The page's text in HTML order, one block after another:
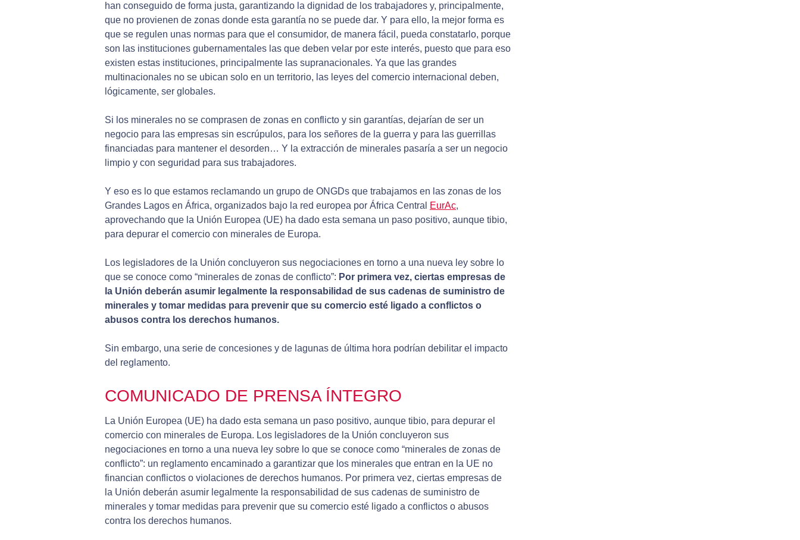
han conseguido de forma justa, garantizando la dignidad de los trabajadores y, principalmente,
que no provienen de zonas donde esta garantía no se puede dar. Y para ello, la mejor forma es
que se regulen unas normas para que el consumidor, de manera fácil, pueda constatarlo, porque
son las instituciones gubernamentales las que deben velar por este interés, puesto que para eso
existen estas instituciones, principalmente las supranacionales. Ya que las grandes
multinacionales no se ubican solo en un territorio, las leyes del comercio internacional deben,
lógicamente, ser globales.
Si los minerales no se comprasen de zonas en conflicto y sin garantías, dejarían de ser un
negocio para las empresas sin escrúpulos, para los señores de la guerra y para las guerrillas
financiadas para mantener el desorden… Y la extracción de minerales pasaría a ser un negocio
limpio y con seguridad para sus trabajadores.
Y eso es lo que estamos reclamando un grupo de ONGDs que trabajamos en las zonas de los
Grandes Lagos en África, organizados bajo la red europea por África Central
EurAc,
aprovechando que la Unión Europea (UE) ha dado esta semana un paso positivo, aunque tibio,
para depurar el comercio con minerales de Europa.
Los legisladores de la Unión concluyeron sus negociaciones en torno a una nueva ley sobre lo
que se conoce como “minerales de zonas de conflicto”: Por primera vez, ciertas empresas de
la Unión deberán asumir legalmente la responsabilidad de sus cadenas de suministro de
minerales y tomar medidas para prevenir que su comercio esté ligado a conflictos o
abusos contra los derechos humanos.
Sin embargo, una serie de concesiones y de lagunas de última hora podrían debilitar el impacto
del reglamento.
COMUNICADO DE PRENSA ÍNTEGRO
La Unión Europea (UE) ha dado esta semana un paso positivo, aunque tibio, para depurar el
comercio con minerales de Europa. Los legisladores de la Unión concluyeron sus
negociaciones en torno a una nueva ley sobre lo que se conoce como “minerales de zonas de
conflicto”: un reglamento encaminado a garantizar que los minerales que entran en la UE no
financian conflictos o violaciones de derechos humanos. Por primera vez, ciertas empresas de
la Unión deberán asumir legalmente la responsabilidad de sus cadenas de suministro de
minerales y tomar medidas para prevenir que su comercio esté ligado a conflictos o abusos
contra los derechos humanos.